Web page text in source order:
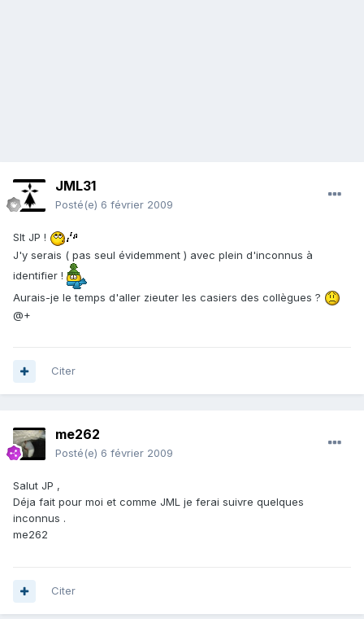
JML31
Posté(e) 6 février 2009
Slt JP !
J'y serais ( pas seul évidemment ) avec plein d'inconnus à
identifier !
Aurais-je le temps d'aller zieuter les casiers des collègues ?
@+
Citer
me262
Posté(e) 6 février 2009
Salut JP ,
Déja fait pour moi et comme JML je ferai suivre quelques
inconnus .
me262
Citer